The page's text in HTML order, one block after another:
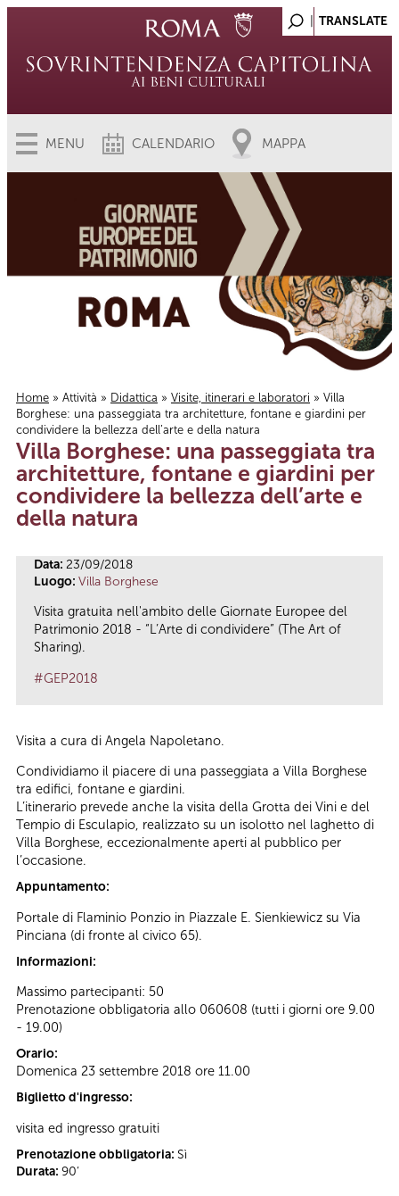
MENU CALENDARIO MAPPA
Tu sei qui
Home » Attività » Didattica » Visite, itinerari e laboratori » Villa
Borghese: una passeggiata tra architetture, fontane e giardini per
condividere la bellezza dell’arte e della natura
Villa Borghese: una passeggiata tra
architetture, fontane e giardini per
condividere la bellezza dell’arte e
della natura
Data: 23/09/2018
Luogo: Villa Borghese
Visita gratuita nell'ambito delle Giornate Europee del
Patrimonio 2018 - “L’Arte di condividere” (The Art of
Sharing).
#GEP2018
Visita a cura di Angela Napoletano.
Condividiamo il piacere di una passeggiata a Villa Borghese
tra edifici, fontane e giardini.
L’itinerario prevede anche la visita della Grotta dei Vini e del
Tempio di Esculapio, realizzato su un isolotto nel laghetto di
Villa Borghese, eccezionalmente aperti al pubblico per
l’occasione.
Appuntamento:
Portale di Flaminio Ponzio in Piazzale E. Sienkiewicz su Via
Pinciana (di fronte al civico 65).
Informazioni:
Massimo partecipanti: 50
Prenotazione obbligatoria allo 060608 (tutti i giorni ore 9.00
- 19.00)
Orario:
Domenica 23 settembre 2018 ore 11.00
Biglietto d'ingresso:
visita ed ingresso gratuiti
Prenotazione obbligatoria: Sì
Durata: 90’